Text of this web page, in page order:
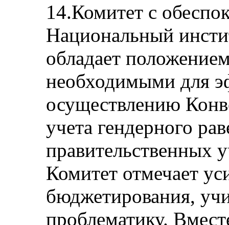
14.Комитет с
Национальный
обладает
необходимыми для
осуществлению
учета гендерного
правительственных
Комитет отмечает
бюджетирования,
проблематику.